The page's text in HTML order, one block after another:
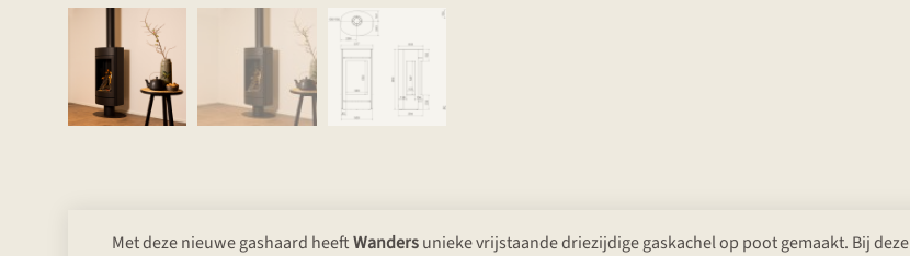
Met deze nieuwe gashaard heeftWandersunieke vrijstaande driezijdige gaskachel op poot gemaakt. Bij deze